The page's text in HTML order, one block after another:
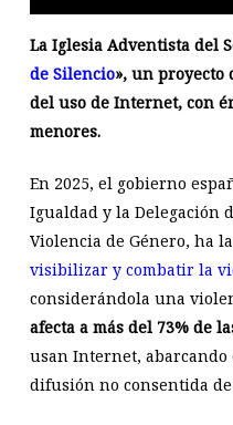
La Iglesia Adventista del
de Silencio», un proyecto
del uso de Internet, con
menores.
En 2025, el gobierno
Igualdad y la Delegación
Violencia de Género, ha
visibilizar y combatir la
considerándola una
afecta a más del 73% de
usan Internet, abarcando
difusión no consentida